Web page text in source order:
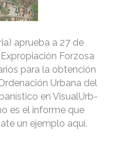
aprueba a 27 de
Forzosa
para la obtención
Urbana del
en VisualUrb-
es el informe que
un ejemplo aquí.